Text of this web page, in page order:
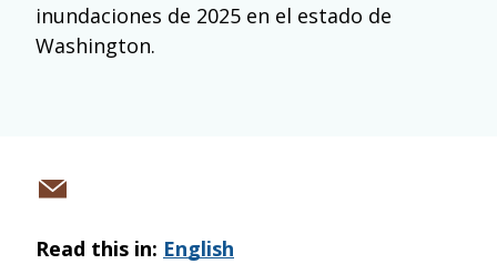
inundaciones de 2025 en el estado de
Washington.
Read this in: English
Share
email